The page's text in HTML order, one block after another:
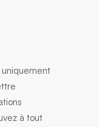
à tout